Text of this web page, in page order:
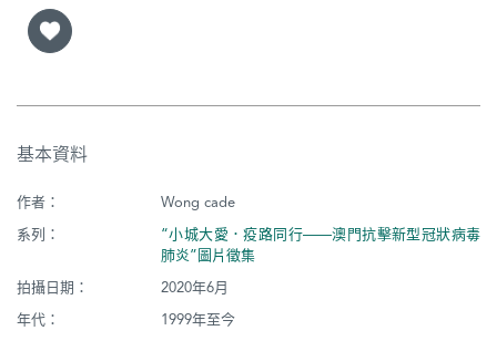
士
教
街
基本資料
作者：
Wong cade
系列：
“小城大愛．疫路同行——澳門抗擊新型冠狀病毒
肺炎”圖片徵集
拍攝日期：
2020年6月
年代：
1999年至今